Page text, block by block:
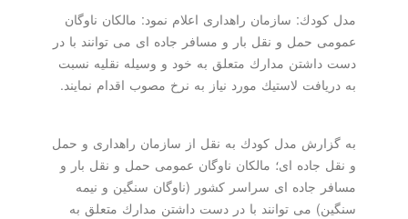
مدل كودك: سازمان راهداری اعلام نمود: مالكان ناوگان
عمومی حمل و نقل بار و مسافر جاده ای می توانند با در
دست داشتن مدارك متعلق به خود و وسیله نقلیه نسبت
به دریافت لاستیك مورد نیاز به نرخ مصوب اقدام نمایند.
به گزارش مدل كودك به نقل از سازمان راهداری و حمل
و نقل جاده ای؛ مالكان ناوگان عمومی حمل و نقل بار و
مسافر جاده ای سراسر كشور (ناوگان سنگین و نیمه
سنگین) می توانند با در دست داشتن مدارك متعلق به